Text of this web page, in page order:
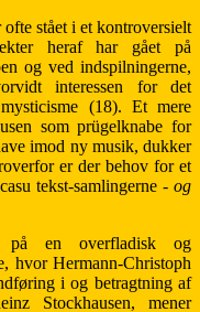
stået i et kontroversielt
heraf har gået på
og ved indspilningerne,
interessen for det
(18). Et mere
som prügelknabe for
imod ny musik, dukker
er der behov for et
tekst-samlingerne - og
på en overfladisk og
hvor Hermann-Christoph
i og betragtning af
Stockhausen, mener